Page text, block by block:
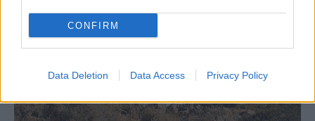
CONFIRM
Data Deletion Data Access Privacy Policy